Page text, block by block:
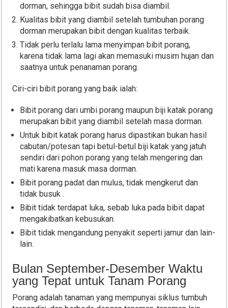
dorman, sehingga bibit sudah bisa diambil.
Kualitas bibit yang diambil setelah tumbuhan porang
dorman merupakan bibit dengan kualitas terbaik.
Tidak perlu terlalu lama menyimpan bibit porang,
karena tidak lama lagi akan memasuki musim hujan dan
saatnya untuk penanaman porang.
Ciri-ciri bibit porang yang baik ialah:
Bibit porang dari umbi porang maupun biji katak porang
merupakan bibit yang diambil setelah masa dorman.
Untuk bibit katak porang harus dipastikan bukan hasil
cabutan/potesan tapi betul-betul biji katak yang jatuh
sendiri dari pohon porang yang telah mengering dan
mati karena masuk masa dorman.
Bibit porang padat dan mulus, tidak mengkerut dan
tidak busuk .
Bibit tidak terdapat luka, sebab luka pada bibit dapat
mengakibatkan kebusukan.
Bibit tidak mengandung penyakit seperti jamur dan lain-
lain.
Bulan September-Desember Waktu
yang Tepat untuk Tanam Porang
Porang adalah tanaman yang mempunyai siklus tumbuh